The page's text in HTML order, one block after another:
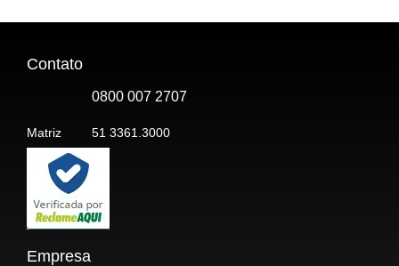
Contato
0800 007 2707
Matriz 51 3361.3000
Empresa